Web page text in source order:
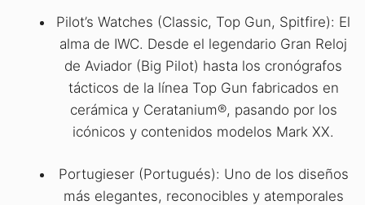
Pilot’s Watches (Classic, Top Gun, Spitfire): El
alma de IWC. Desde el legendario Gran Reloj
de Aviador (Big Pilot) hasta los cronógrafos
tácticos de la línea Top Gun fabricados en
cerámica y Ceratanium®, pasando por los
icónicos y contenidos modelos Mark XX.
Portugieser (Portugués): Uno de los diseños
más elegantes, reconocibles y atemporales